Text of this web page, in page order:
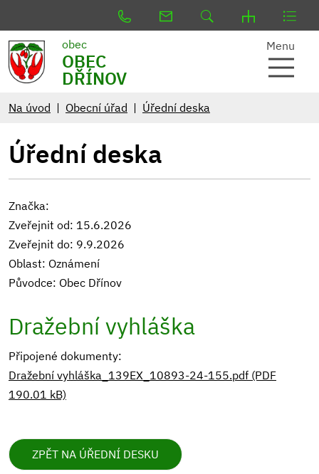
obec
OBEC
DŘÍNOV
Menu
Na úvod Obecní úřad Úřední deska
Úřední deska
Značka:
Zveřejnit od: 15.6.2026
Zveřejnit do: 9.9.2026
Oblast: Oznámení
Původce: Obec Dřínov
Dražební vyhláška
Připojené dokumenty:
Dražební vyhláška_139EX_10893-24-155.pdf (PDF
190.01 kB)
ZPĚT NA ÚŘEDNÍ DESKU